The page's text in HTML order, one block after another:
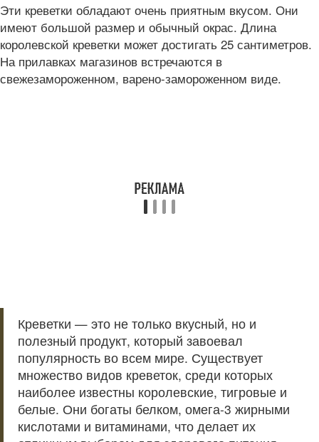
Эти креветки обладают очень приятным вкусом. Они
имеют большой размер и обычный окрас. Длина
королевской креветки может достигать 25 сантиметров.
На прилавках магазинов встречаются в
свежезамороженном, варено-замороженном виде.
Креветки — это не только вкусный, но и
полезный продукт, который завоевал
популярность во всем мире. Существует
множество видов креветок, среди которых
наиболее известны королевские, тигровые и
белые. Они богаты белком, омега-3 жирными
кислотами и витаминами, что делает их